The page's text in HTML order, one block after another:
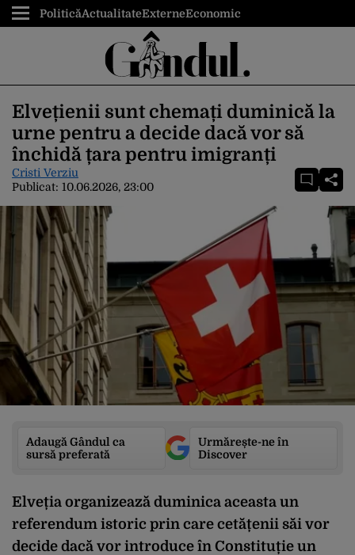
PoliticăActualitateExterneEconomic
Elvețienii sunt chemați duminică la
urne pentru a decide dacă vor să
închidă țara pentru imigranți
Cristi Verziu
Publicat: 10.06.2026, 23:00
Adaugă Gândul ca
sursă preferată
Urmărește-ne în
Discover
Elveția organizează duminica aceasta un
referendum istoric prin care cetățenii săi vor
decide dacă vor introduce în Constituție un